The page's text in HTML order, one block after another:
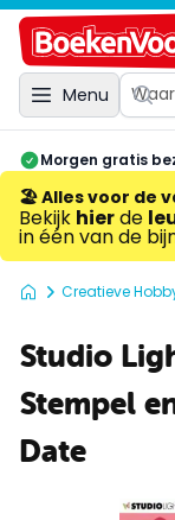
Menu
Morgen gratis
🏖️ Alles voor de
Bekijk hierde
in één van de
Creatieve
Studio
Stempel
Date